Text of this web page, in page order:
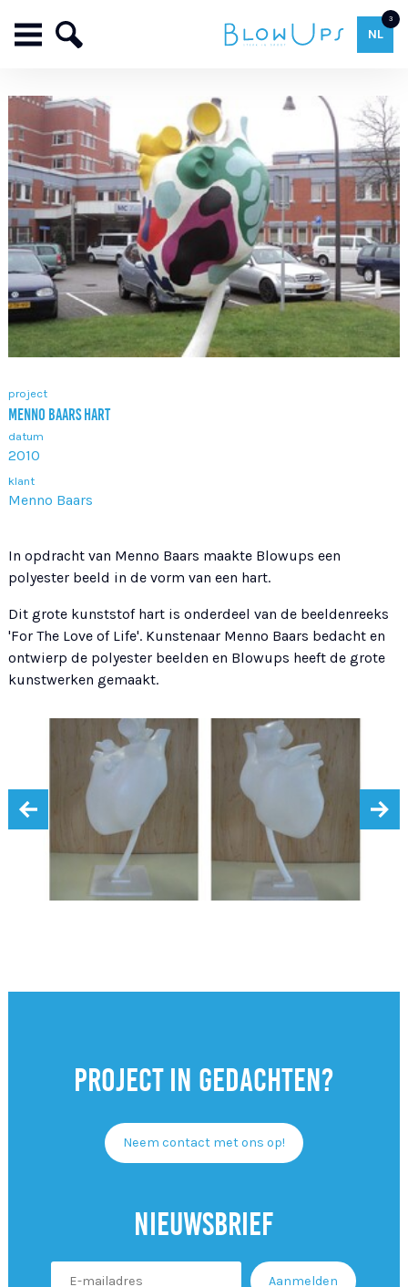
3
NL
project
MENNO BAARS HART
datum
2010
klant
Menno Baars
In opdracht van Menno Baars maakte Blowups een
polyester beeld in de vorm van een hart.
Dit grote kunststof hart is onderdeel van de beeldenreeks
'For The Love of Life'. Kunstenaar Menno Baars bedacht en
ontwierp de polyester beelden en Blowups heeft de grote
kunstwerken gemaakt.
‹ ›
Project in gedachten?
Neem contact met ons op!
Nieuwsbrief